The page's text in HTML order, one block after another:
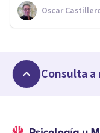
Oscar
Consulta